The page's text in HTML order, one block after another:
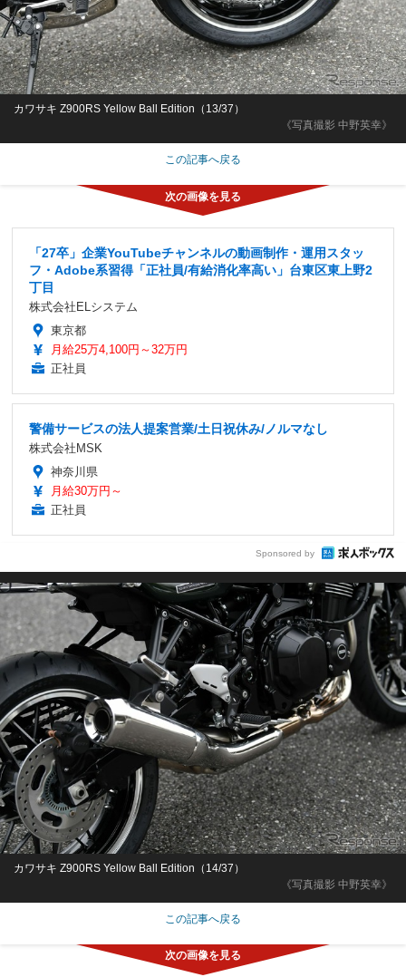
《写真撮影 中野英幸》
カワサキ Z900RS Yellow Ball Edition（13/37）
この記事へ戻る
「27卒」企業YouTubeチャンネルの動画制作・運用スタッ
フ・Adobe系習得「正社員/有給消化率高い」台東区東上野2
丁目
株式会社ELシステム
東京都
月給25万4,100円～32万円
正社員
警備サービスの法人提案営業/土日祝休み/ノルマなし
株式会社MSK
神奈川県
月給30万円～
正社員
Sponsored by
《写真撮影 中野英幸》
カワサキ Z900RS Yellow Ball Edition（14/37）
この記事へ戻る